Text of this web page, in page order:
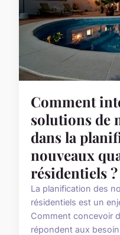
Comment
solutions de
dans la
nouveaux
résidentiels ?
La planification des
résidentiels est un
Comment concevoir
répondent aux